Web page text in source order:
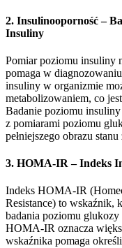
2. Insulinooporność –
Insuliny
Pomiar poziomu insuliny
pomaga w
insuliny w organizmie
metabolizowaniem, co
Badanie poziomu
z pomiarami poziomu
pełniejszego obrazu
3. HOMA-IR – Indeks
Indeks HOMA-IR
Resistance) to wskaźnik,
badania poziomu
HOMA-IR oznacza
wskaźnika pomaga